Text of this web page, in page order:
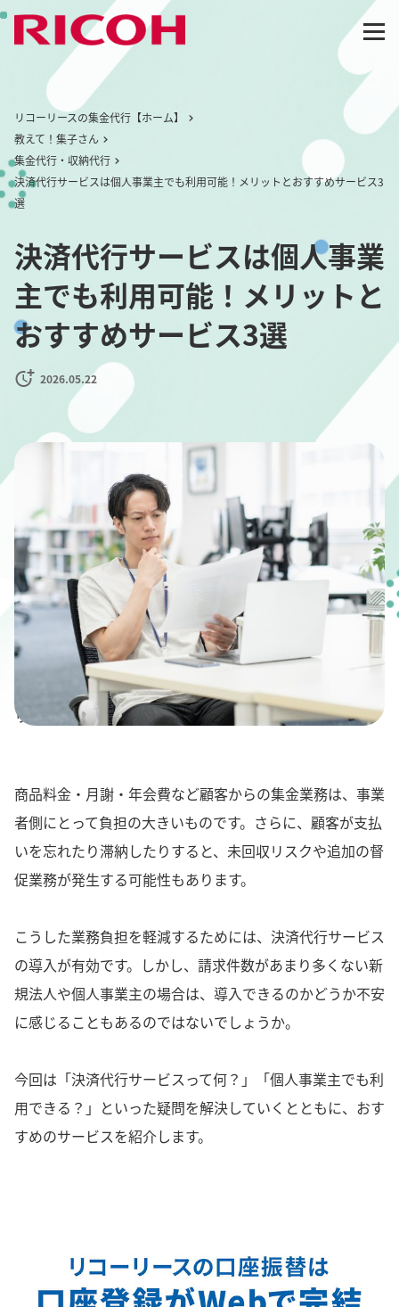
リコーリースの集金代行【ホーム】
教えて！集子さん
集金代行・収納代行
決済代行サービスは個人事業主でも利用可能！メリットとおすすめサービス3
選
決済代行サービスは個人事業
主でも利用可能！メリットと
おすすめサービス3選
2026.05.22
" alt="決済代行サービスは個人事業主でも利用可能！メ
リットとおすすめサービス3選">
商品料金・月謝・年会費など顧客からの集金業務は、事業
者側にとって負担の大きいものです。さらに、顧客が支払
いを忘れたり滞納したりすると、未回収リスクや追加の督
促業務が発生する可能性もあります。
こうした業務負担を軽減するためには、決済代行サービス
の導入が有効です。しかし、請求件数があまり多くない新
規法人や個人事業主の場合は、導入できるのかどうか不安
に感じることもあるのではないでしょうか。
今回は「決済代行サービスって何？」「個人事業主でも利
用できる？」といった疑問を解決していくとともに、おす
すめのサービスを紹介します。